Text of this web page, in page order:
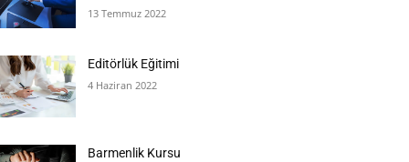
13 Temmuz 2022
Editörlük Eğitimi
4 Haziran 2022
Barmenlik Kursu